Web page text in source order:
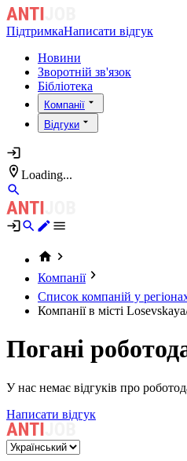
ПідтримкаНаписати відгук
Новини
Зворотній зв'язок
Бібліотека
Компанії
Відгуки
Loading...
Компанії
Список компаній у
Компанії в місті
Погані
У нас немає відгуків про
Написати відгук